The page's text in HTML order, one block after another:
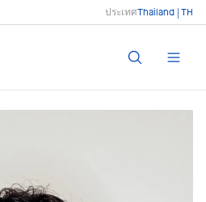
ประเทศThailand | TH